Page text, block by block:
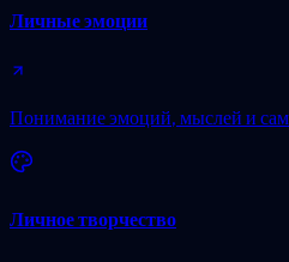
Личные эмоции
Понимание эмоций, мыслей и
Личное творчество